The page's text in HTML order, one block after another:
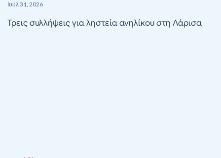
Ιούλ 31, 2026
Τρεις συλλήψεις για ληστεία ανηλίκου στη Λάρισα